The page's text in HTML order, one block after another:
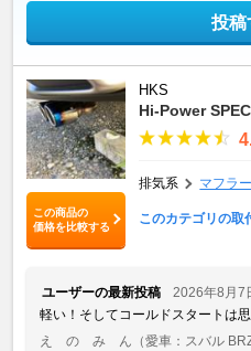
投稿
この商品の
価格を比較する
HKS
Hi-Power
排気系 マフラー
このカテゴリの取
ユーザーの最新投稿
2026年8月7
軽い！そしてコールドスタートは
え の み ん （愛車：スバル BRZ